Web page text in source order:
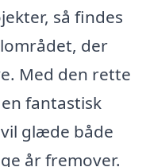
så findes
der
Med den rette
fantastisk
glæde både
år fremover.